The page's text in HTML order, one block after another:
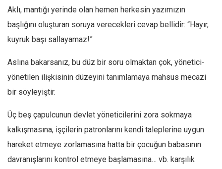
Eksik sayıların temini
Twitter
Facebook
YouTube
Editörden
Aklı, mantığı yerinde olan hemen herkesin yazımızın
başlığını oluşturan soruya verecekleri cevap bellidir: “Hayır,
kuyruk başı sallayamaz!”
Aslına bakarsanız, bu düz bir soru olmaktan çok, yönetici-
yönetilen ilişkisinin düzeyini tanımlamaya mahsus mecazi
bir söyleyiştir.
Üç beş çapulcunun devlet yöneticilerini zora sokmaya
kalkışmasına, işçilerin patronlarını kendi taleplerine uygun
hareket etmeye zorlamasına hatta bir çocuğun babasının
davranışlarını kontrol etmeye başlamasına… vb. karşılık